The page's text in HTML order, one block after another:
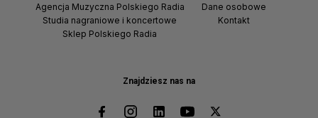
Znajdziesz nas na
Agencja Muzyczna Polskiego Radia
Studia nagraniowe i koncertowe
Sklep Polskiego Radia
Dane osobowe
Kontakt